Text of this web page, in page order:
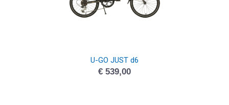
U-GO JUST d6
€539,00